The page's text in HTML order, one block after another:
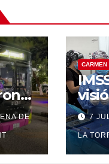
DE
CARMEN
de
7
LA